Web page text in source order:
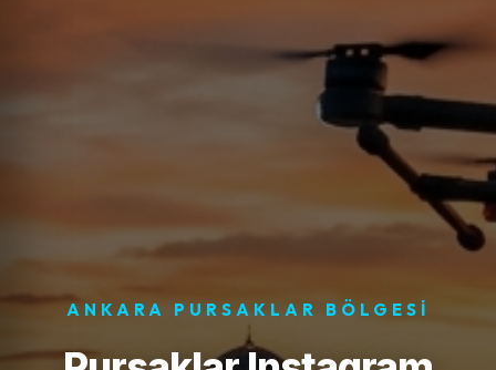
ANKARA PURSAKLAR BÖLGESI